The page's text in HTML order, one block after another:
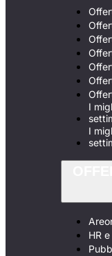
I
I
HR